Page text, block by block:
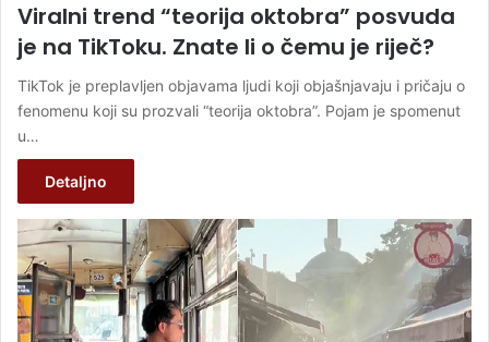
Viralni trend “teorija oktobra” posvuda
je na TikToku. Znate li o čemu je riječ?
TikTok je preplavljen objavama ljudi koji objašnjavaju i pričaju o
fenomenu koji su prozvali “teorija oktobra”. Pojam je spomenut
u…
Detaljno